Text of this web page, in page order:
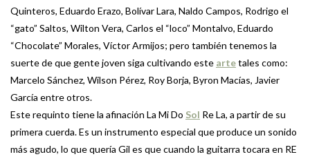
Quinteros, Eduardo Erazo, Bolívar Lara, Naldo Campos, Rodrigo el
“gato” Saltos, Wilton Vera, Carlos el “loco” Montalvo, Eduardo
“Chocolate” Morales, Víctor Armijos; pero también tenemos la
suerte de que gente joven siga cultivando este artetales como:
Marcelo Sánchez, Wilson Pérez, Roy Borja, Byron Macías, Javier
García entre otros.
Este requinto tiene la afinación La Mi Do Sol Re La, a partir de su
primera cuerda. Es un instrumento especial que produce un sonido
más agudo, lo que quería Gil es que cuando la guitarra tocara en RE